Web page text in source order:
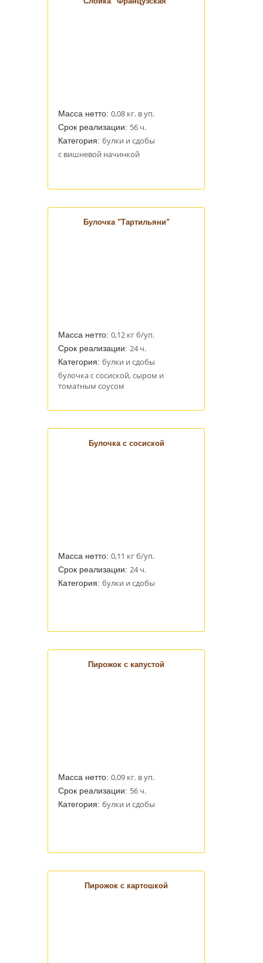
Масса нетто: 0,08 кг. в уп.
Срок реализации: 56 ч.
Категория: булки и сдобы
с вишневой начинкой
Булочка "Тартильяни"
Масса нетто: 0,12 кг б/уп.
Срок реализации: 24 ч.
Категория: булки и сдобы
булочка с сосиской, сыром и
томатным соусом
Булочка с сосиской
Масса нетто: 0,11 кг б/уп.
Срок реализации: 24 ч.
Категория: булки и сдобы
Пирожок с капустой
Масса нетто: 0,09 кг. в уп.
Срок реализации: 56 ч.
Категория: булки и сдобы
Пирожок с картошкой